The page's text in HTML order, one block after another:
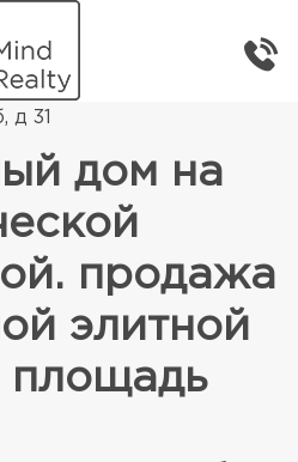
недвижимость
д 31
дом на
продажа
элитной
площадь